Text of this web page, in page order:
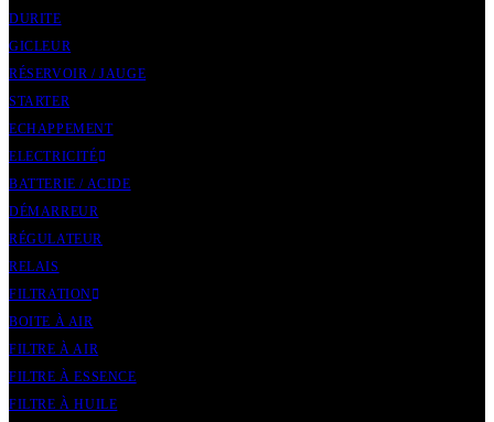
DURITE
GICLEUR
RÉSERVOIR / JAUGE
STARTER
ECHAPPEMENT
ELECTRICITÉ
BATTERIE / ACIDE
DÉMARREUR
RÉGULATEUR
RELAIS
FILTRATION
BOITE À AIR
FILTRE À AIR
FILTRE À ESSENCE
FILTRE À HUILE